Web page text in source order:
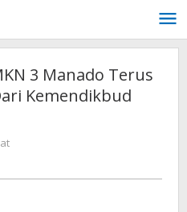
3 Manado Terus
Kemendikbud